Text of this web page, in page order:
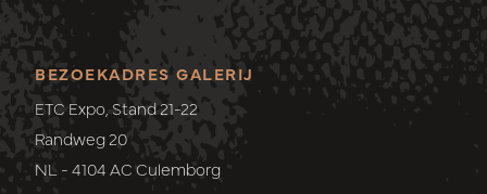
BEZOEKADRES GALERIJ
ETC Expo, Stand 21-22
Randweg 20
NL - 4104 AC Culemborg